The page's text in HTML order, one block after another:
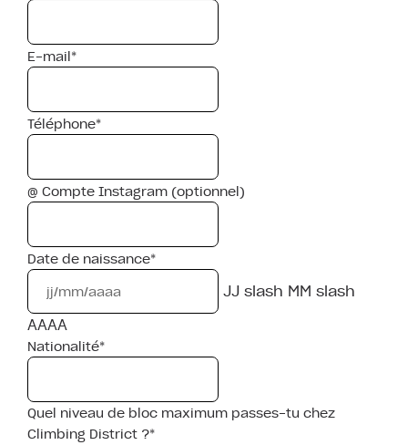
E-mail*
Téléphone*
@ Compte Instagram (optionnel)
Date de naissance*
JJ slash MM slash
AAAA
Nationalité*
Quel niveau de bloc maximum passes-tu chez
Climbing District ?*